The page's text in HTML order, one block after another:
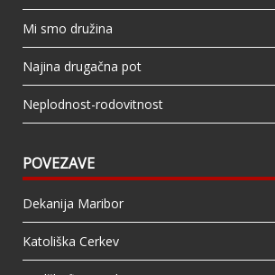
Mi smo družina
Najina drugačna pot
Neplodnost-rodovitnost
POVEZAVE
Dekanija Maribor
Katoliška Cerkev